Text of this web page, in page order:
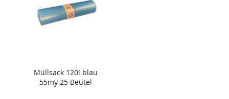
Müllsack 120l blau
55my 25 Beutel